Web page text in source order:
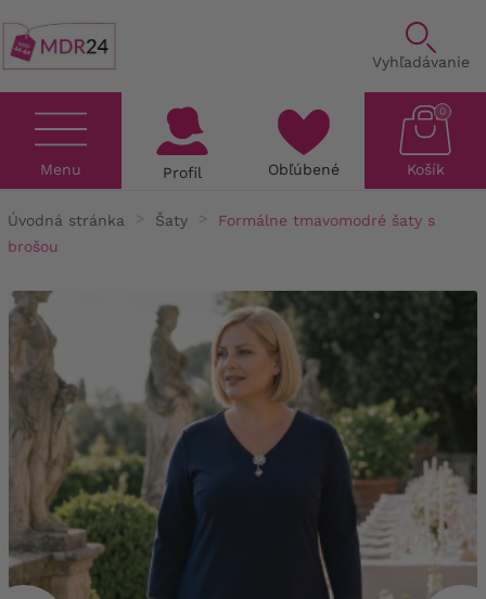
Vyhľadávanie
Menu Profil Obľúbené Košík
0
Úvodná stránka Šaty
Formálne tmavomodré šaty s
brošou